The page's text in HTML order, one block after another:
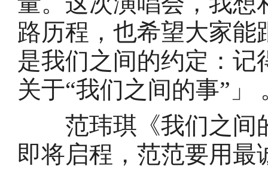
路历程，也希望大家
是我们之间的约定：
关于“我们之间的事”」
范玮琪《我们之间
即将启程，范范要用